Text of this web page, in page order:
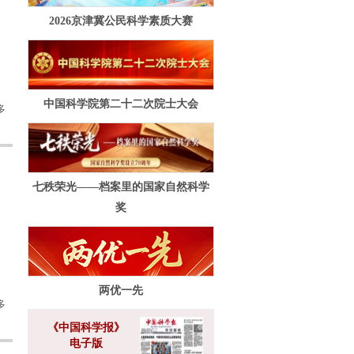
2026京津冀公民科学素质大赛
中国科学院第二十二次院士大会
七秩荣光——档案里的国家自然科学
奖
两优一先
《中国科学报》
电子版